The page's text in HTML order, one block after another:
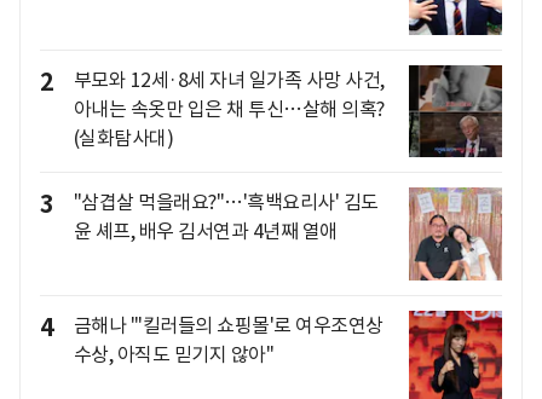
2
부모와 12세·8세 자녀 일가족 사망 사건,
아내는 속옷만 입은 채 투신…살해 의혹?
(실화탐사대)
3
"삼겹살 먹을래요?"…'흑백요리사' 김도
윤 셰프, 배우 김서연과 4년째 열애
4
금해나 "'킬러들의 쇼핑몰'로 여우조연상
수상, 아직도 믿기지 않아"